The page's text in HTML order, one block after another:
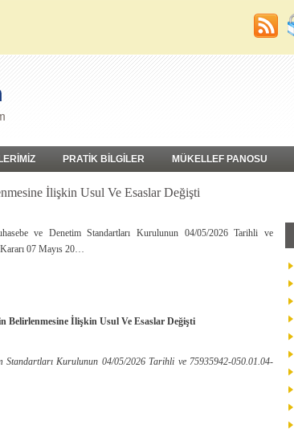
PRATİK BİLGİLER MÜKELLEF PANOSU
İlişkin Usul Ve Esaslar Değişti
ve Denetim Standartları Kurulunun 04/05/2026 Tarihli ve
07 Mayıs 20…
Belirlenmesine İlişkin Usul Ve Esaslar Değişti
Standartları Kurulunun 04/05/2026 Tarihli ve 75935942-050.01.04-